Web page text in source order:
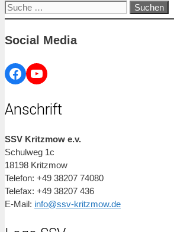
Suche
nach:
Social Media
Facebook
YouTube
Anschrift
SSV Kritzmow e.v.
Schulweg 1c
18198 Kritzmow
Telefon: +49 38207 74080
Telefax: +49 38207 436
E-Mail: info@ssv-kritzmow.de